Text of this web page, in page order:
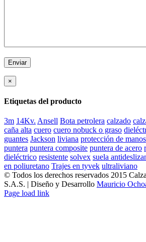
×
Etiquetas del producto
3m 14Kv. Ansell Bota petrolera calzado
caña alta cuero cuero nobuck o graso
guantes Jackson liviana protección de manos
puntera puntera composite puntera de acero
dieléctrico resistente solvex suela
en poliuretano Trajes en tyvek ultraliviano
© Todos los derechos reservados 2015
S.A.S. | Diseño y Desarrollo Mauricio
Facebook
Page load link